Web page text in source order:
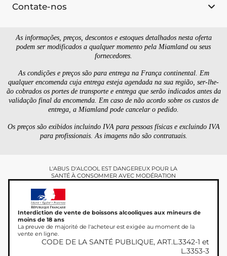
Contate-nos
As informações, preços, descontos e estoques detalhados nesta oferta
podem ser modificados a qualquer momento pela Miamland ou seus
fornecedores.
As condições e preços são para entrega na França continental. Em
qualquer encomenda cuja entrega esteja agendada na sua região, ser-lhe-
ão cobrados os portes de transporte e entrega que serão indicados antes da
validação final da encomenda. Em caso de não acordo sobre os custos de
entrega, a Miamland pode cancelar o pedido.
Os preços são exibidos incluindo IVA para pessoas físicas e excluindo IVA
para profissionais. As imagens não são contratuais.
L'ABUS D'ALCOOL EST DANGEREUX POUR LA
SANTÉ À CONSOMMER AVEC MODÉRATION
Interdiction de vente de boissons alcooliques aux mineurs de
moins de 18 ans
La preuve de majorité de l'acheteur est exigée au moment de la
vente en ligne.
CODE DE LA SANTÉ PUBLIQUE, ART.L.3342-1 et
L.3353-3